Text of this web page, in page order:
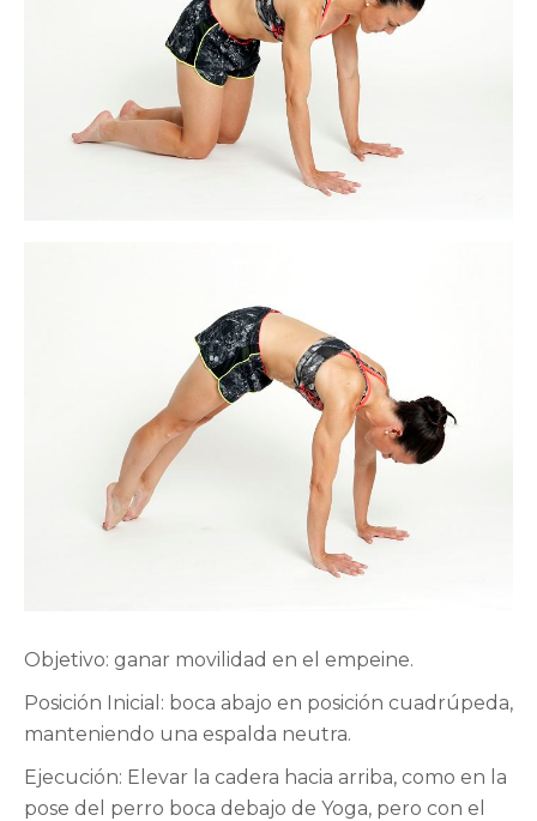
Objetivo: ganar movilidad en el empeine.
Posición Inicial: boca abajo en posición cuadrúpeda,
manteniendo una espalda neutra.
Ejecución: Elevar la cadera hacia arriba, como en la
pose del perro boca debajo de Yoga, pero con el